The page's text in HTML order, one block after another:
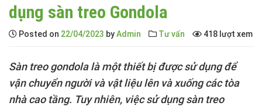
dụng sàn treo Gondola
Posted on 22/04/2023 byAdmin Tư vấn 418 lượt xem
Sàn treo gondolalà một thiết bị được sử dụng để
vận chuyển người và vật liệu lên và xuống các tòa
nhà cao tầng. Tuy nhiên, việc sử dụng sàn treo